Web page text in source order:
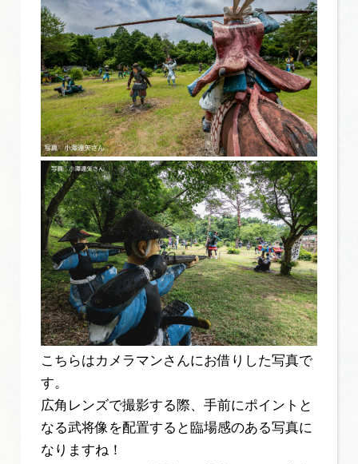
こちらはカメラマンさんにお借りした写真で
す。
広角レンズで撮影する際、手前にポイントと
なる武将像を配置すると臨場感のある写真に
なりますね！